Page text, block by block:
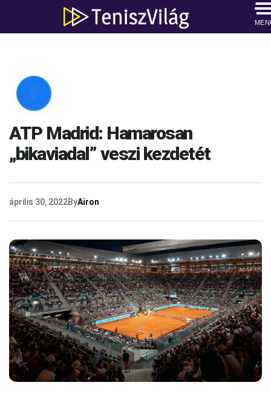

ATP Madrid: Hamarosan
„bikaviadal” veszi kezdetét
április 30, 2022ByAiron